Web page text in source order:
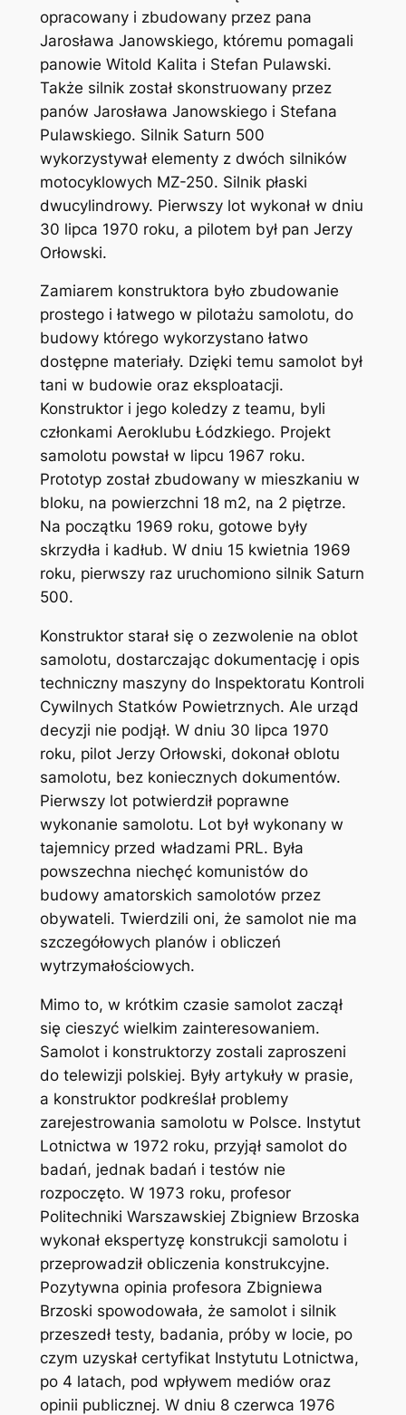
opracowany i zbudowany przez pana
Jarosława Janowskiego, któremu pomagali
panowie Witold Kalita i Stefan Pulawski.
Także silnik został skonstruowany przez
panów Jarosława Janowskiego i Stefana
Pulawskiego. Silnik Saturn 500
wykorzystywał elementy z dwóch silników
motocyklowych MZ-250. Silnik płaski
dwucylindrowy. Pierwszy lot wykonał w dniu
30 lipca 1970 roku, a pilotem był pan Jerzy
Orłowski.
Zamiarem konstruktora było zbudowanie
prostego i łatwego w pilotażu samolotu, do
budowy którego wykorzystano łatwo
dostępne materiały. Dzięki temu samolot był
tani w budowie oraz eksploatacji.
Konstruktor i jego koledzy z teamu, byli
członkami Aeroklubu Łódzkiego. Projekt
samolotu powstał w lipcu 1967 roku.
Prototyp został zbudowany w mieszkaniu w
bloku, na powierzchni 18 m2, na 2 piętrze.
Na początku 1969 roku, gotowe były
skrzydła i kadłub. W dniu 15 kwietnia 1969
roku, pierwszy raz uruchomiono silnik Saturn
500.
Konstruktor starał się o zezwolenie na oblot
samolotu, dostarczając dokumentację i opis
techniczny maszyny do Inspektoratu Kontroli
Cywilnych Statków Powietrznych. Ale urząd
decyzji nie podjął. W dniu 30 lipca 1970
roku, pilot Jerzy Orłowski, dokonał oblotu
samolotu, bez koniecznych dokumentów.
Pierwszy lot potwierdził poprawne
wykonanie samolotu. Lot był wykonany w
tajemnicy przed władzami PRL. Była
powszechna niechęć komunistów do
budowy amatorskich samolotów przez
obywateli. Twierdzili oni, że samolot nie ma
szczegółowych planów i obliczeń
wytrzymałościowych.
Mimo to, w krótkim czasie samolot zaczął
się cieszyć wielkim zainteresowaniem.
Samolot i konstruktorzy zostali zaproszeni
do telewizji polskiej. Były artykuły w prasie,
a konstruktor podkreślał problemy
zarejestrowania samolotu w Polsce. Instytut
Lotnictwa w 1972 roku, przyjął samolot do
badań, jednak badań i testów nie
rozpoczęto. W 1973 roku, profesor
Politechniki Warszawskiej Zbigniew Brzoska
wykonał ekspertyzę konstrukcji samolotu i
przeprowadził obliczenia konstrukcyjne.
Pozytywna opinia profesora Zbigniewa
Brzoski spowodowała, że samolot i silnik
przeszedł testy, badania, próby w locie, po
czym uzyskał certyfikat Instytutu Lotnictwa,
po 4 latach, pod wpływem mediów oraz
opinii publicznej. W dniu 8 czerwca 1976